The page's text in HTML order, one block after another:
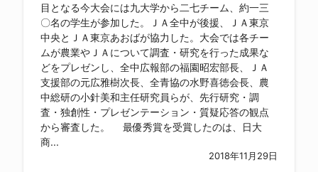
目となる今大会には九大学から二七チーム、約一三
〇名の学生が参加した。ＪＡ全中が後援、ＪＡ東京
中央とＪＡ東京あおばが協力した。大会では各チー
ムが農業やＪＡについて調査・研究を行った成果な
どをプレゼンし、全中広報部の福園昭宏部長、ＪＡ
支援部の元広雅樹次長、全青協の水野喜徳会長、農
中総研の小針美和主任研究員らが、先行研究・調
査・独創性・プレゼンテーション・質疑応答の観点
から審査した。 最優秀賞を受賞したのは、日大
商...
2018年11月29日